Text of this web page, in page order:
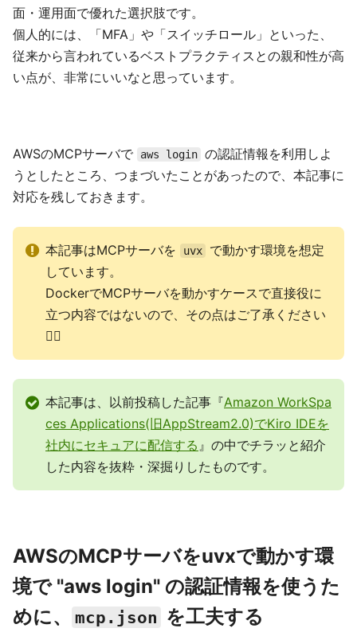
面・運用面で優れた選択肢です。
個人的には、「MFA」や「スイッチロール」といった、
従来から言われているベストプラクティスとの親和性が高
い点が、非常にいいなと思っています。
AWSのMCPサーバで aws login の認証情報を利用しよ
うとしたところ、つまづいたことがあったので、本記事に
対応を残しておきます。
本記事はMCPサーバを uvx
で動かす環境を想定
しています。
DockerでMCPサーバを動かすケースで直接役に
立つ内容ではないので、その点はご了承ください
🙇‍♂️
本記事は、以前投稿した記事『Amazon WorkSpa
ces Applications(旧AppStream2.0)でKiro IDEを
社内にセキュアに配信する 』の中でチラッと紹介
した内容を抜粋・深掘りしたものです。
AWSのMCPサーバをuvxで動かす環
境で "aws login" の認証情報を使うた
めに、
mcp.json を工夫する